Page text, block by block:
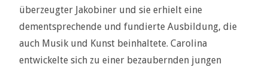
überzeugter Jakobiner und sie erhielt eine
dementsprechende und fundierte Ausbildung, die
auch Musik und Kunst beinhaltete. Carolina
entwickelte sich zu einer bezaubernden jungen